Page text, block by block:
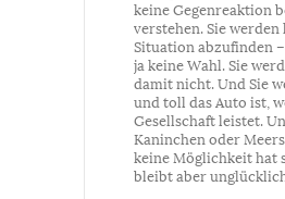
keine Gegenreaktion
verstehen. Sie
Situation abzufinden
ja keine Wahl. Sie
damit nicht. Und Sie
und toll das Auto ist,
Gesellschaft leistet.
Kaninchen oder
keine Möglichkeit hat
bleibt aber